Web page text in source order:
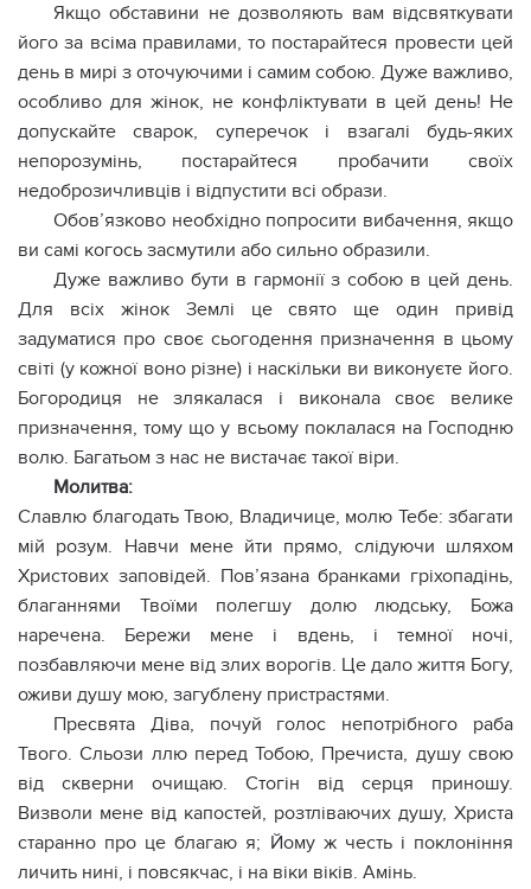
Якщо обставини не дозволяють вам відсвяткувати
його за всіма правилами, то постарайтеся провести цей
день в мирі з оточуючими і самим собою. Дуже важливо,
особливо для жінок, не конфліктувати в цей день! Не
допускайте сварок, суперечок і взагалі будь-яких
непорозумінь, постарайтеся пробачити своїх
недоброзичливців і відпустити всі образи.
Обов’язково необхідно попросити вибачення, якщо
ви самі когось засмутили або сильно образили.
Дуже важливо бути в гармонії з собою в цей день.
Для всіх жінок Землі це свято ще один привід
задуматися про своє сьогодення призначення в цьому
світі (у кожної воно різне) і наскільки ви виконуєте його.
Богородиця не злякалася і виконала своє велике
призначення, тому що у всьому поклалася на Господню
волю. Багатьом з нас не вистачає такої віри.
Молитва:
Славлю благодать Твою, Владичице, молю Тебе: збагати
мій розум. Навчи мене йти прямо, слідуючи шляхом
Христових заповідей. Пов’язана бранками гріхопадінь,
благаннями Твоїми полегшу долю людську, Божа
наречена. Бережи мене і вдень, і темної ночі,
позбавляючи мене від злих ворогів. Це дало життя Богу,
оживи душу мою, загублену пpистpaстями.
Пресвята Діва, почуй голос непотрібного раба
Твого. Сльози ллю перед Тобою, Пречиста, душу свою
від скверни очищаю. Стогін від серця приношу.
Визволи мене від капостей, розтліваючиx дyшу, Христа
старанно про це благаю я; Йому ж честь і поклоніння
личить нині, і повсякчас, і на віки віків. Амінь.